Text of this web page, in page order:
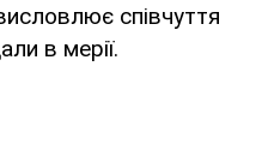
співчуття
в мерії.